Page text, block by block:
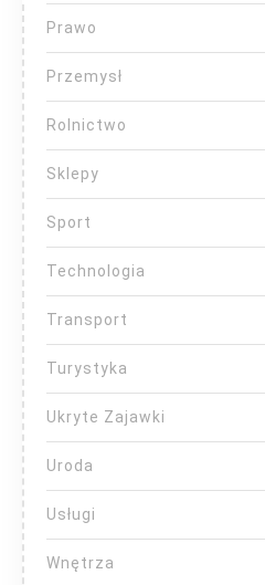
Prawo
Przemysł
Rolnictwo
Sklepy
Sport
Technologia
Transport
Turystyka
Ukryte Zajawki
Uroda
Usługi
Wnętrza